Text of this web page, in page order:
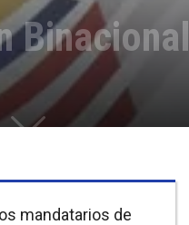
Binacional
mandatarios de